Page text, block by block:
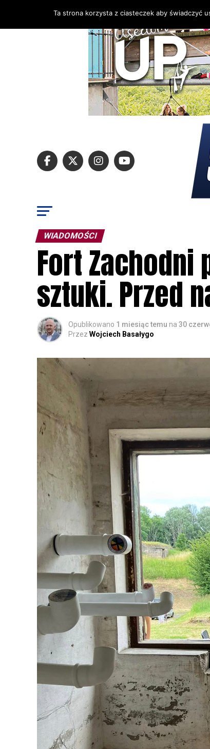
WIADOMOŚCI
Fort
sztuki. Przed
Opublikowano 1 miesiąc temu na 30
Przez Wojciech Basałygo
Ta strona korzysta z ciasteczek aby świadczyć